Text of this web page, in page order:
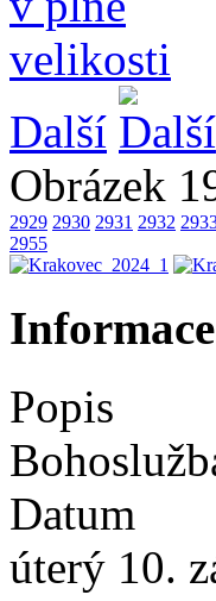
Další
Obrázek
2929 2930 2931 2932
2955
Popis
Datum
úterý 10.